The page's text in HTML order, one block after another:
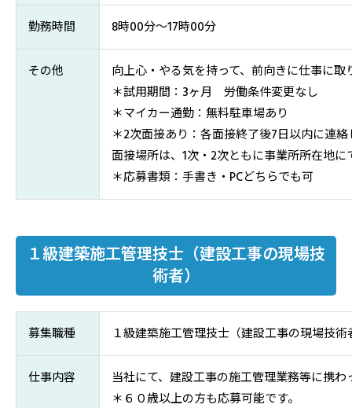
勤務時間 8時00分～17時00分
その他
向上心・やる気を持って、前向きに仕事に取
＊試用期間：3ヶ月 労働条件変更なし
＊マイカー通勤：無料駐車場あり
＊2次面接あり：各面接終了後7日以内に連絡
面接場所は、1次・2次ともに事業所所在地に
＊応募書類：手書き・PCどちらでも可
１級建築施工管理技士（建設工事の現場技
術者）
募集職種 １級建築施工管理技士（建設工事の現場技術
仕事内容
当社にて、建設工事の施工管理業務等に携わ
＊６０歳以上の方も応募可能です。